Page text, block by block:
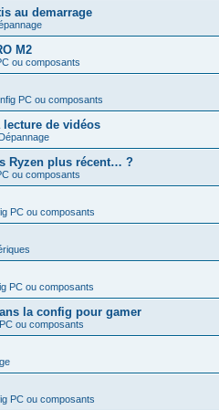
au demarrage
M2
ou composants
PC ou composants
de vidéos
Dépannage
Ryzen plus récent… ?
ou composants
PC ou composants
PC ou composants
la config pour gamer
ou composants
PC ou composants